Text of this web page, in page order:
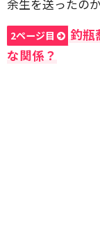
余生を送ったの
2ページ目
釣瓶
な関係？